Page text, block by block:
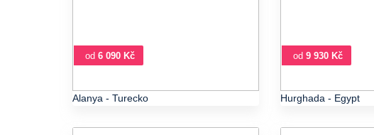
od 6 090 Kč
Alanya - Turecko
od 9 930 Kč
Hurghada- Egypt